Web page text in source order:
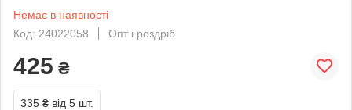
Немає в наявності
Код: 24022058
Опт і роздріб
425 ₴
335 ₴ від 5 шт.